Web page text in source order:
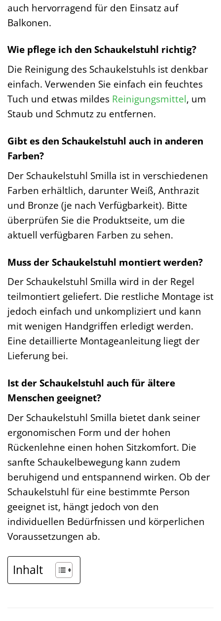
auch hervorragend für den Einsatz auf
Balkonen.
Wie pflege ich den Schaukelstuhl richtig?
Die Reinigung des Schaukelstuhls ist denkbar
einfach. Verwenden Sie einfach ein feuchtes
Tuch und etwas mildes Reinigungsmittel, um
Staub und Schmutz zu entfernen.
Gibt es den Schaukelstuhl auch in anderen
Farben?
Der Schaukelstuhl Smilla ist in verschiedenen
Farben erhältlich, darunter Weiß, Anthrazit
und Bronze (je nach Verfügbarkeit). Bitte
überprüfen Sie die Produktseite, um die
aktuell verfügbaren Farben zu sehen.
Muss der Schaukelstuhl montiert werden?
Der Schaukelstuhl Smilla wird in der Regel
teilmontiert geliefert. Die restliche Montage ist
jedoch einfach und unkompliziert und kann
mit wenigen Handgriffen erledigt werden.
Eine detaillierte Montageanleitung liegt der
Lieferung bei.
Ist der Schaukelstuhl auch für ältere
Menschen geeignet?
Der Schaukelstuhl Smilla bietet dank seiner
ergonomischen Form und der hohen
Rückenlehne einen hohen Sitzkomfort. Die
sanfte Schaukelbewegung kann zudem
beruhigend und entspannend wirken. Ob der
Schaukelstuhl für eine bestimmte Person
geeignet ist, hängt jedoch von den
individuellen Bedürfnissen und körperlichen
Voraussetzungen ab.
Inhalt